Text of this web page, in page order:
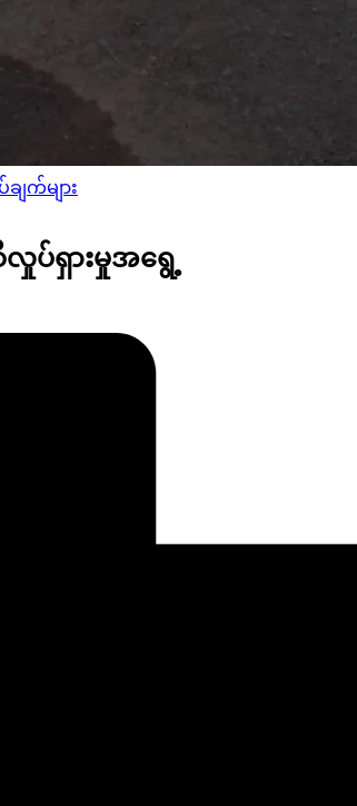
က်များ
ပ်ရှားမှုအရွေ့